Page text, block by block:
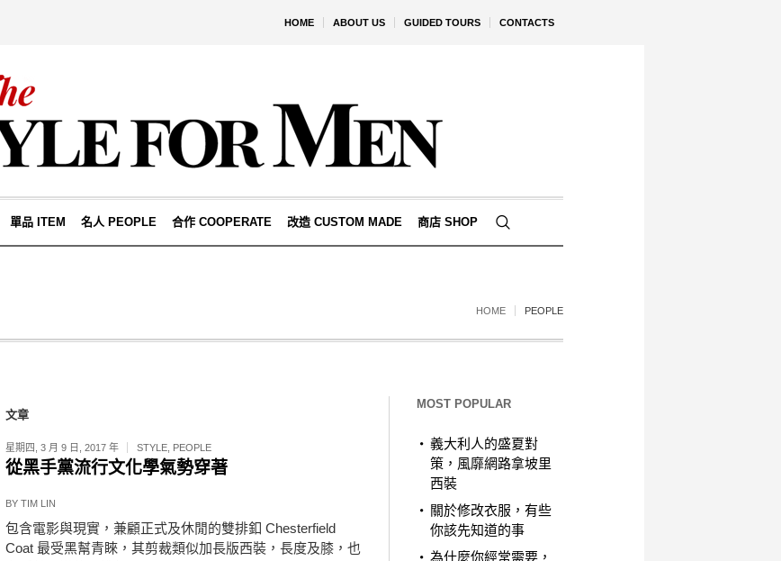
HOME ABOUT US GUIDED TOURS CONTACTS
單品 ITEM 名人 PEOPLE 合作 COOPERATE 改造 CUSTOM MADE 商店 SHOP
HOME PEOPLE
文章
星期四, 3 月 9 日, 2017 年 STYLE, PEOPLE
從黑手黨流行文化學氣勢穿著
BY TIM LIN
包含電影與現實，兼顧正式及休閒的雙排釦 Chesterfield
Coat 最受黑幫青睞，其剪裁類似加長版西裝，長度及膝，也
MOST POPULAR
義大利人的盛夏對
策，風靡網路拿坡里
西裝
關於修改衣服，有些
你該先知道的事
為什麼你經常需要，